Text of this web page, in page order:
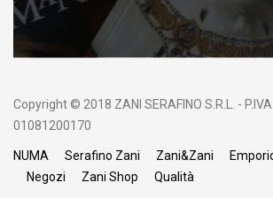
Copyright © 2018 ZANI SERAFINO S.R.L. -
01081200170
NUMA Serafino Zani Zani&Zani
Negozi
Zani Shop Qualità